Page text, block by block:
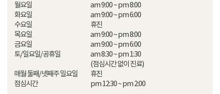
월요일
화요일
수요일
목요일
금요일
토/일요일/공휴일
매월 둘째/넷째주 일요일
점심시간
am 9:00 ~ pm 8:00
am 9:00 ~ pm 6:00
휴진
am 9:00 ~ pm 8:00
am 9:00 ~ pm 6:00
am 8:30 ~ pm 1:30
(점심시간 없이 진료)
휴진
pm 12:30 ~ pm 2:00